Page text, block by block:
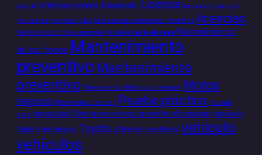
tránsito Internacionales Kawasaki Licencia Licencia de conducir
para extranjeros Costa Rica Licencia para extranjeros Costa Rica licencias
Mantenimiento de la suspensión Mantenimiento del motor Mantenimiento
de los frenos Mantenimiento
preventivo Mantenimiento
preventivo Mantenimiento Rótulas de dirección Motos
negocio Pintura de su vehículo Prueba práctica Robo de
autos seguridad Sentarse correctamente al manejar servicio
taller mecánico Toyota ultimos modelos vehículo
vehículos